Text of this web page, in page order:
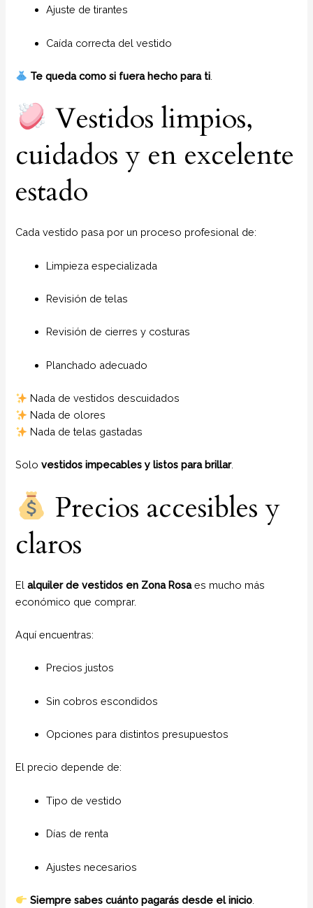
Ajuste de tirantes
Caída correcta del vestido
Te queda como si fuera hecho para ti
Vestidos limpios,
cuidados y en excelente
estado
Cada vestido pasa por un proceso profesional de:
Limpieza especializada
Revisión de telas
Revisión de cierres y costuras
Planchado adecuado
Nada de vestidos descuidados
Nada de olores
Nada de telas gastadas
Solovestidos impecables y listos para brillar.
Precios accesibles y
claros
Elalquiler de vestidos en Zona Rosaes mucho más
económico que comprar.
Aquí encuentras:
Precios justos
Sin cobros escondidos
Opciones para distintos presupuestos
El precio depende de:
Tipo de vestido
Días de renta
Ajustes necesarios
Siempre sabes cuánto pagarás desde el inicio